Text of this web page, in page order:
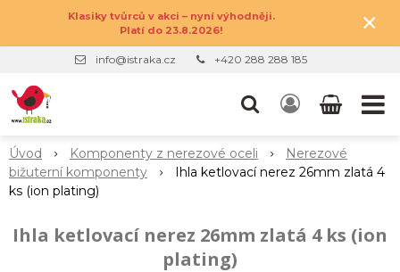
Klasiky tvůrců v akci – nyní výhodněji.
Platí do 23.8.2026!
×
info@istraka.cz +420 288 288 185
Úvod Komponenty z nerezové oceli
Nerezové
bižuterní komponenty
Ihla ketlovací nerez 26mm zlatá 4
ks (ion plating)
Ihla ketlovací nerez 26mm zlatá 4 ks (ion
plating)